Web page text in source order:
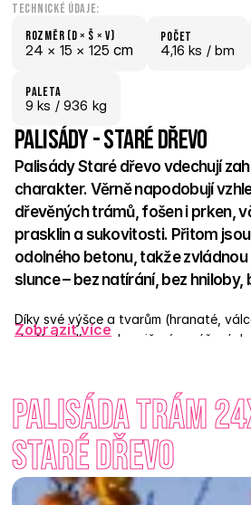
Technické údaje:
Rozměr (D × š × V)
24 × 15 × 125 cm
počet
4,16 ks / bm
paletA
9 ks / 936 kg
Palisády - Staré dřevo
Palisády Staré dřevo vdechují
charakter. Věrně napodobují
dřevěných trámů, fošen i prken,
prasklin a sukovitosti. Přitom
odolného betonu, takže
slunce – bez natírání, bez
Díky své výšce a tvarům (hranaté,
skvěle hodí pro ohraničení
a bez problému zapadnou do
moderního konceptu.  Dlažba Staré
palisády ji dokonale doplňují.
Chceš zahradě dodat teplo starého
rozmarů? S palisádami Staré dřevo
Zobrazit více
Palisáda trám
Staré dřevo